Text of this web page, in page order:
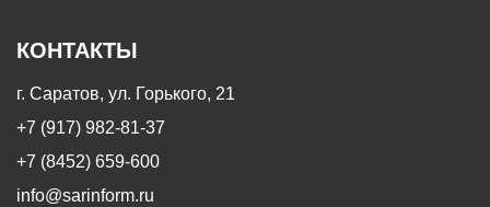
КОНТАКТЫ
г. Саратов, ул. Горького, 21
+7 (917) 982-81-37
+7 (8452) 659-600
info@sarinform.ru